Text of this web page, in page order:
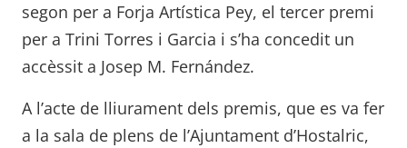
segon per a Forja Artística Pey, el tercer premi
per a Trini Torres i Garcia i s’ha concedit un
accèssit a Josep M. Fernández.
A l’acte de lliurament dels premis, que es va fer
a la sala de plens de l’Ajuntament d’Hostalric,